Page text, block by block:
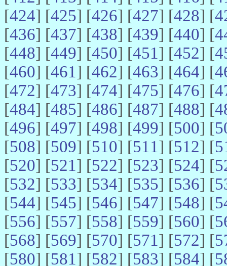
[424] [425] [426] [427] [428] [
[436] [437] [438] [439] [440] [
[448] [449] [450] [451] [452] [
[460] [461] [462] [463] [464] [
[472] [473] [474] [475] [476] [
[484] [485] [486] [487] [488] [
[496] [497] [498] [499] [500] [
[508] [509] [510] [511] [512] [
[520] [521] [522] [523] [524] [
[532] [533] [534] [535] [536] [
[544] [545] [546] [547] [548] [
[556] [557] [558] [559] [560] [
[568] [569] [570] [571] [572] [
[580] [581] [582] [583] [584] [